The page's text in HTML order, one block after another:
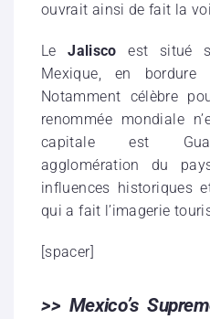
ouvrait ainsi de fait la
LeJalisco est situé
Mexique, en bordure
Notamment célèbre
renommée mondiale
capitale est
agglomération du
influences historiques
qui a fait l’imagerie
[spacer]
>> Mexico’s